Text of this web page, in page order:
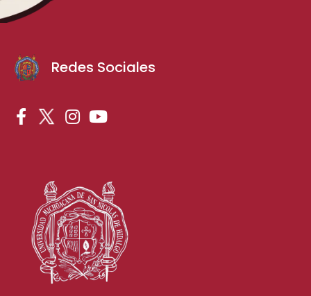
Redes Sociales